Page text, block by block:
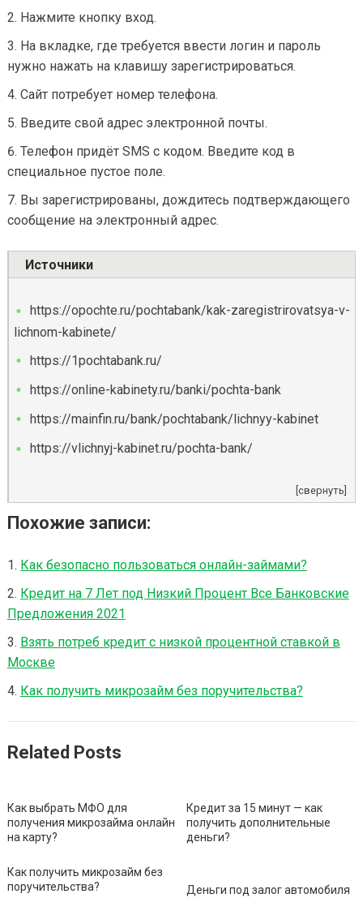
Нажмите кнопку вход.
На вкладке, где требуется ввести логин и пароль
нужно нажать на клавишу зарегистрироваться.
Сайт потребует номер телефона.
Введите свой адрес электронной почты.
Телефон придёт SMS с кодом. Введите код в
специальное пустое поле.
Вы зарегистрированы, дождитесь подтверждающего
сообщение на электронный адрес.
Источники
https://opochte.ru/pochtabank/kak-zaregistrirovatsya-v-
lichnom-kabinete/
https://1pochtabank.ru/
https://online-kabinety.ru/banki/pochta-bank
https://mainfin.ru/bank/pochtabank/lichnyy-kabinet
https://vlichnyj-kabinet.ru/pochta-bank/
[свернуть]
Похожие записи:
Как безопасно пользоваться онлайн-займами?
Кредит на 7 Лет под Низкий Процент Все Банковские
Предложения 2021
Взять потреб кредит с низкой процентной ставкой в
Москве
Как получить микрозайм без поручительства?
Related Posts
Как выбрать МФО для
получения микрозайма онлайн
на карту?
Кредит за 15 минут — как
получить дополнительные
деньги?
Как получить микрозайм без
поручительства?
Деньги под залог автомобиля